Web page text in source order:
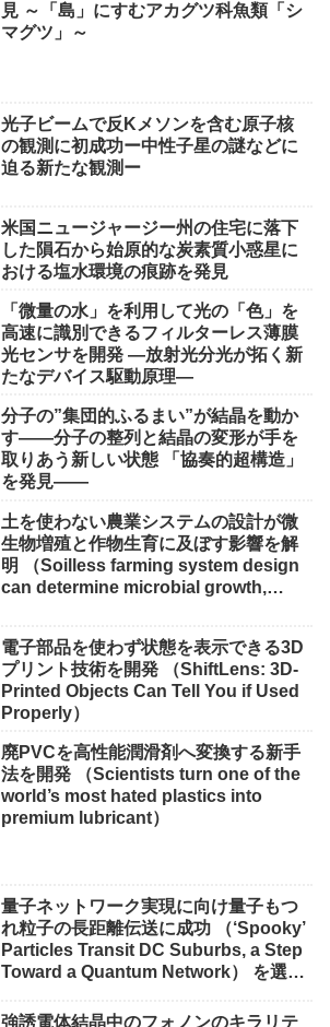
見 ～「島」にすむアカグツ科魚類「シ
マグツ」～
光子ビームで反Kメソンを含む原子核
の観測に初成功ー中性子星の謎などに
迫る新たな観測ー
米国ニュージャージー州の住宅に落下
した隕石から始原的な炭素質小惑星に
おける塩水環境の痕跡を発見
「微量の水」を利用して光の「色」を
高速に識別できるフィルターレス薄膜
光センサを開発 ―放射光分光が拓く新
たなデバイス駆動原理―
分子の”集団的ふるまい”が結晶を動か
す――分子の整列と結晶の変形が手を
取りあう新しい状態 「協奏的超構造」
を発見――
土を使わない農業システムの設計が微
生物増殖と作物生育に及ぼす影響を解
明 （Soilless farming system design
can determine microbial growth,
電子部品を使わず状態を表示できる3D
プリント技術を開発 （ShiftLens: 3D-
Printed Objects Can Tell You if Used
Properly）
廃PVCを高性能潤滑剤へ変換する新手
法を開発 （Scientists turn one of the
world’s most hated plastics into
premium lubricant）
量子ネットワーク実現に向け量子もつ
れ粒子の長距離伝送に成功 （‘Spooky’
Particles Transit DC Suburbs, a Step
Toward a Quantum Network） を選択
れ粒子の長距離伝送に成功 （‘Spooky’
強誘電体結晶中のフォノンのキラリテ